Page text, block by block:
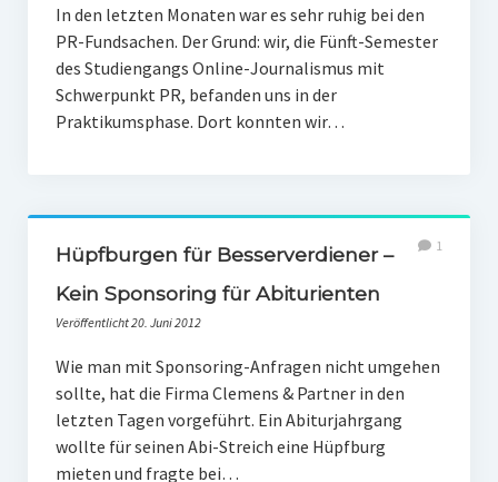
PR-Ethik
PR-Literatur
PR-Studien
Wasserknappheit in Deutschland
Klimaneutrales Tanken
Zukunft der Bildung
Vom Trend zur Tonne
In den letzten Monaten war es sehr ruhig bei den
PR-Fundsachen. Der Grund: wir, die Fünft-Semester
des Studiengangs Online-Journalismus mit
Schwerpunkt PR, befanden uns in der
Praktikumsphase. Dort konnten wir…
Hüpfburgen für Besserverdiener –
Kein Sponsoring für Abiturienten
Veröffentlicht 20. Juni 2012
1
Wie man mit Sponsoring-Anfragen nicht umgehen
sollte, hat die Firma Clemens & Partner in den
letzten Tagen vorgeführt. Ein Abiturjahrgang
wollte für seinen Abi-Streich eine Hüpfburg
mieten und fragte bei…